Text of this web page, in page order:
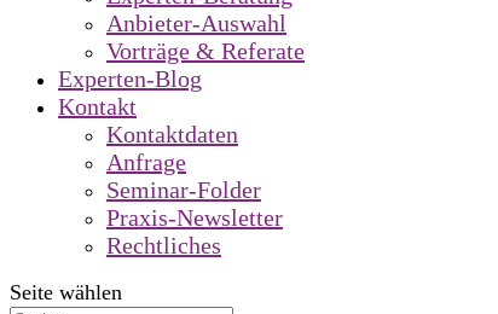
Anbieter-Auswahl
Vorträge & Referate
Experten-Blog
Kontakt
Kontaktdaten
Anfrage
Seminar-Folder
Praxis-Newsletter
Rechtliches
Seite wählen